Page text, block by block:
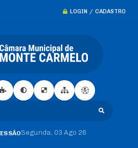
LOGIN / CADASTRO
Segunda 03 Ago 26